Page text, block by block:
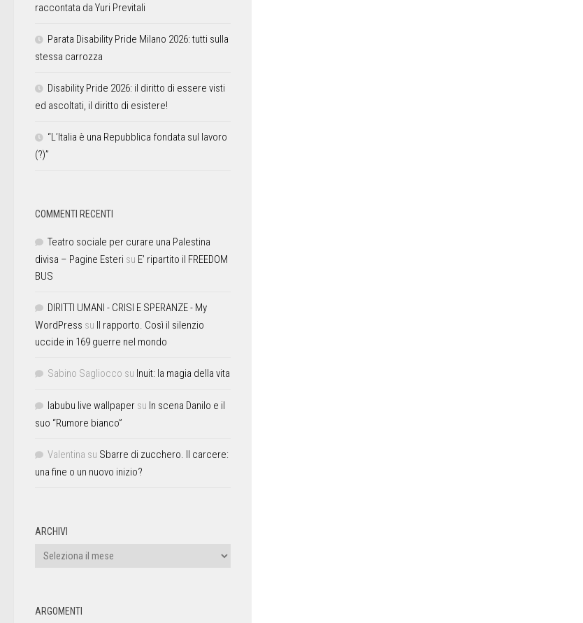
raccontata da Yuri Previtali
Parata Disability Pride Milano 2026: tutti sulla
stessa carrozza
Disability Pride 2026: il diritto di essere visti
ed ascoltati, il diritto di esistere!
“L’Italia è una Repubblica fondata sul lavoro
(?)”
COMMENTI RECENTI
Teatro sociale per curare una Palestina
divisa – Pagine Esteri su E’ ripartito il FREEDOM
BUS
DIRITTI UMANI - CRISI E SPERANZE - My
WordPress su Il rapporto. Così il silenzio
uccide in 169 guerre nel mondo
Sabino Sagliocco su Inuit: la magia della vita
labubu live wallpaper su In scena Danilo e il
suo “Rumore bianco”
Valentina su Sbarre di zucchero. Il carcere:
una fine o un nuovo inizio?
ARCHIVI
ARGOMENTI